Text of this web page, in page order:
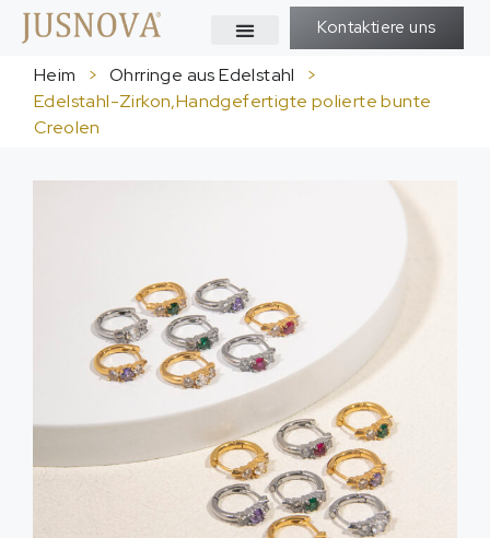
Kontaktiere uns
Heim > Ohrringe aus Edelstahl
>
Edelstahl-Zirkon,Handgefertigte polierte bunte
Creolen